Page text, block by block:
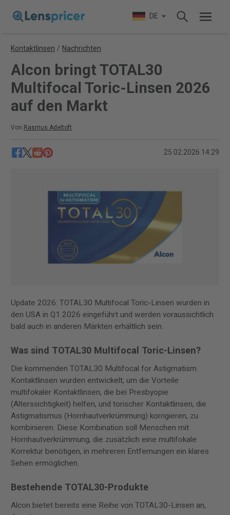
DE
Kontaktlinsen / Nachrichten
Alcon bringt TOTAL30
Multifocal Toric-Linsen 2026
auf den Markt
Von Rasmus Adeltoft
25.02.2026 14:29
Update 2026: TOTAL30 Multifocal Toric-Linsen wurden in
den USA in Q1 2026 eingeführt und werden voraussichtlich
bald auch in anderen Märkten erhältlich sein.
Was sind TOTAL30 Multifocal Toric-Linsen?
Die kommenden TOTAL30 Multifocal for Astigmatism
Kontaktlinsen wurden entwickelt, um die Vorteile
multifokaler Kontaktlinsen, die bei Presbyopie
(Alterssichtigkeit) helfen, und torischer Kontaktlinsen, die
Astigmatismus (Hornhautverkrümmung) korrigieren, zu
kombinieren. Diese Kombination soll Menschen mit
Hornhautverkrümmung, die zusätzlich eine multifokale
Korrektur benötigen, in mehreren Entfernungen ein klares
Sehen ermöglichen.
Bestehende TOTAL30-Produkte
Alcon bietet bereits eine Reihe von TOTAL30-Linsen an,